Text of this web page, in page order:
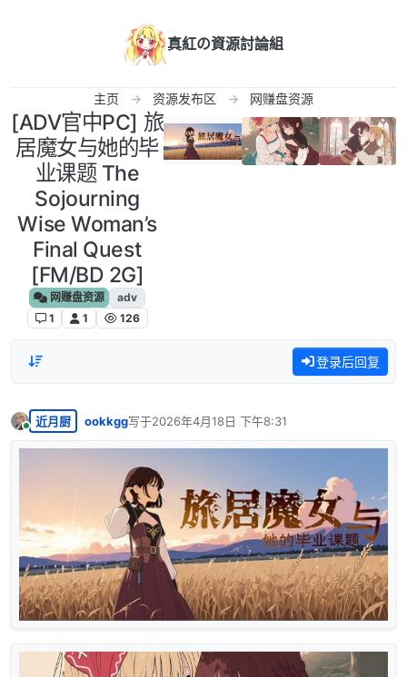
真紅の資源討論組
主页 资源发布区 网赚盘资源
[ADV官中PC] 旅
居魔女与她的毕
业课题 The
Sojourning
Wise Woman’s
Final Quest
[FM/BD 2G]
网赚盘资源
adv
1
1 126
登录后回复
在线
近月厨 ookkgg写于2026年4月18日 下午8:31
最后由 编辑